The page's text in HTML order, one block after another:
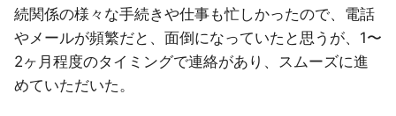
続関係の様々な手続きや仕事も忙しかったので、電話
やメールが頻繁だと、面倒になっていたと思うが、1〜
2ヶ月程度のタイミングで連絡があり、スムーズに進
めていただいた。